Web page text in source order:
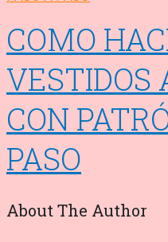
COMO
VESTIDOS
CON
PASO
About The Author